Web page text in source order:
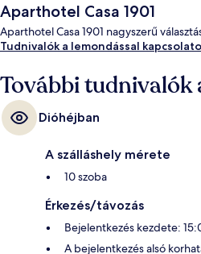
Aparthotel Casa 1901
Aparthotel Casa 1901 nagyszerű
Tudnivalók a lemondással
További tudnivalók
Dióhéjban
A szálláshely mérete
10 szoba
Érkezés/távozás
Bejelentkezés kezdete:
A bejelentkezés alsó